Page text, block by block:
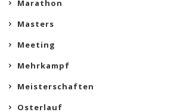
Marathon
Masters
Meeting
Mehrkampf
Meisterschaften
Osterlauf